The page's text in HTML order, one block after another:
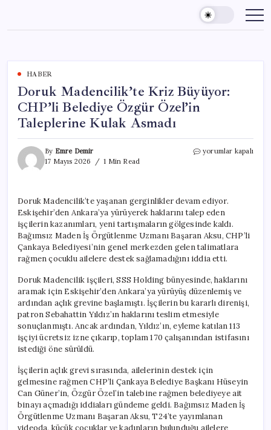
content
HABER
Doruk Madencilik’te Kriz Büyüyor:
CHP’li Belediye Özgür Özel’in
Taleplerine Kulak Asmadı
By Emre Demir
17 Mayıs 2026
1 Min Read
Doruk
Belediye
Özgür
Özel’in
Taleplerine
Kulak
Asmadı
için
yorumlar kapalı
Doruk Madencilik’te yaşanan gerginlikler devam ediyor.
Eskişehir’den Ankara’ya yürüyerek haklarını talep eden
işçilerin kazanımları, yeni tartışmaların gölgesinde kaldı.
Bağımsız Maden İş Örgütlenme Uzmanı Başaran Aksu, CHP’li
Çankaya Belediyesi’nin genel merkezden gelen talimatlara
rağmen çocuklu ailelere destek sağlamadığını iddia etti.
Doruk Madencilik işçileri, SSS Holding bünyesinde, haklarını
aramak için Eskişehir’den Ankara’ya yürüyüş düzenlemiş ve
ardından açlık grevine başlamıştı. İşçilerin bu kararlı direnişi,
patron Sebahattin Yıldız’ın haklarını teslim etmesiyle
sonuçlanmıştı. Ancak ardından, Yıldız’ın, eyleme katılan 113
işçiyi ücretsiz izne çıkarıp, toplam 170 çalışanından istifasını
istediği öne sürüldü.
İşçilerin açlık grevi sırasında, ailelerinin destek için
gelmesine rağmen CHP’li Çankaya Belediye Başkanı Hüseyin
Can Güner’in, Özgür Özel’in talebine rağmen belediyeye ait
binayı açmadığı iddiaları gündeme geldi. Bağımsız Maden İş
Örgütlenme Uzmanı Başaran Aksu, T24’te yayımlanan
videoda, küçük çocuklar ve kadınların bulunduğu ailelere